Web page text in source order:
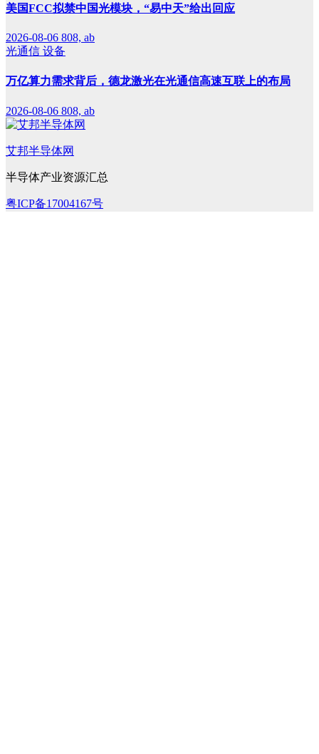
美国FCC拟禁中国光模块，“易中天”给出回应
2026-08-06 808, ab
光通信 设备
万亿算力需求背后，德龙激光在光通信高速互联上的布局
2026-08-06 808, ab
艾邦半导体网
半导体产业资源汇总
粤ICP备17004167号